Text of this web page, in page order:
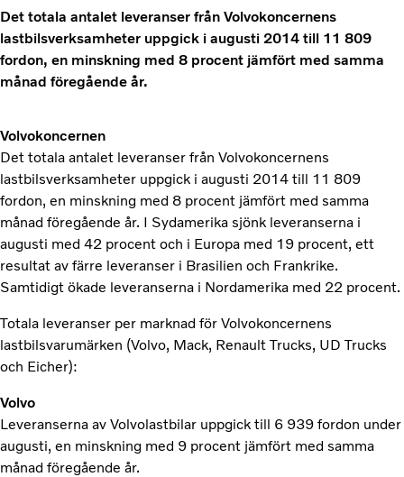
Det totala antalet leveranser från Volvokoncernens
lastbilsverksamheter uppgick i augusti 2014 till 11 809
fordon, en minskning med 8 procent jämfört med samma
månad föregående år.
Volvokoncernen
Det totala antalet leveranser från Volvokoncernens
lastbilsverksamheter uppgick i augusti 2014 till 11 809
fordon, en minskning med 8 procent jämfört med samma
månad föregående år. I Sydamerika sjönk leveranserna i
augusti med 42 procent och i Europa med 19 procent, ett
resultat av färre leveranser i Brasilien och Frankrike.
Samtidigt ökade leveranserna i Nordamerika med 22 procent.
Totala leveranser per marknad för Volvokoncernens
lastbilsvarumärken (Volvo, Mack, Renault Trucks, UD Trucks
och Eicher):
Volvo
Leveranserna av Volvolastbilar uppgick till 6 939 fordon under
augusti, en minskning med 9 procent jämfört med samma
månad föregående år.